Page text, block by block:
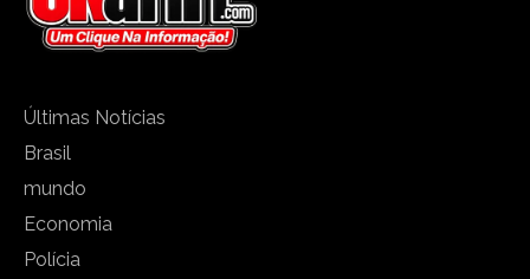
Últimas Notícias
Brasil
mundo
Economia
Polícia